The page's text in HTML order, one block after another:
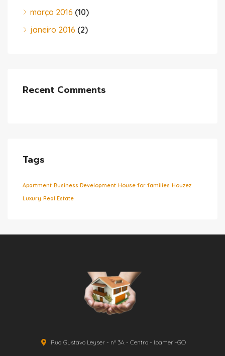
março 2016 (10)
janeiro 2016 (2)
Recent Comments
Tags
Apartment Business Development House for families Houzez
Luxury Real Estate
Rua Gustavo Leyser - nº 3A - Centro - Ipameri-GO